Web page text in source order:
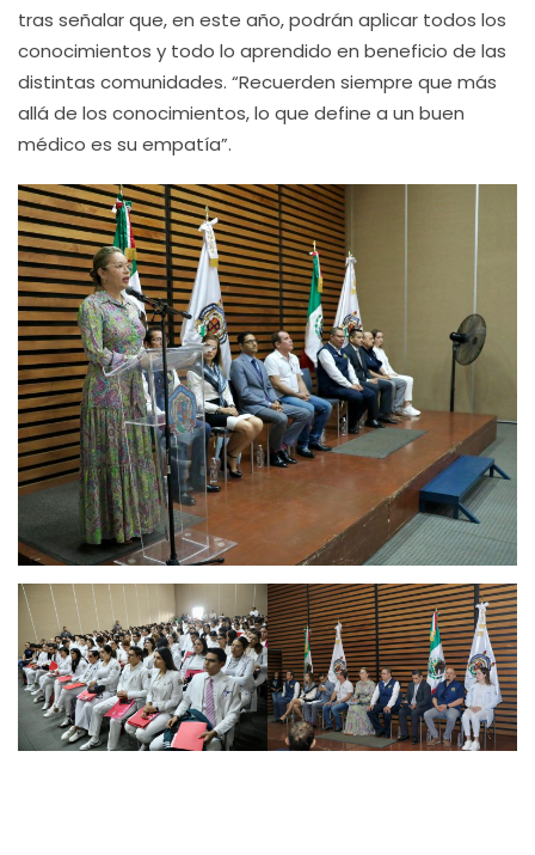
tras señalar que, en este año, podrán aplicar todos los
conocimientos y todo lo aprendido en beneficio de las
distintas comunidades. “Recuerden siempre que más
allá de los conocimientos, lo que define a un buen
médico es su empatía”.